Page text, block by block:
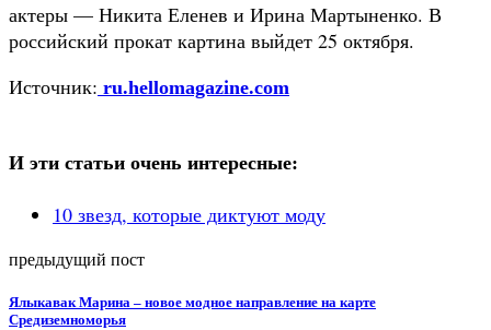
актеры — Никита Еленев и Ирина Мартыненко. В
российский прокат картина выйдет 25 октября.
Источник: ru.hellomagazine.com
И эти статьи очень интересные:
10 звезд, которые диктуют моду
предыдущий пост
Ялыкавак Марина – новое модное направление на карте
Средиземноморья